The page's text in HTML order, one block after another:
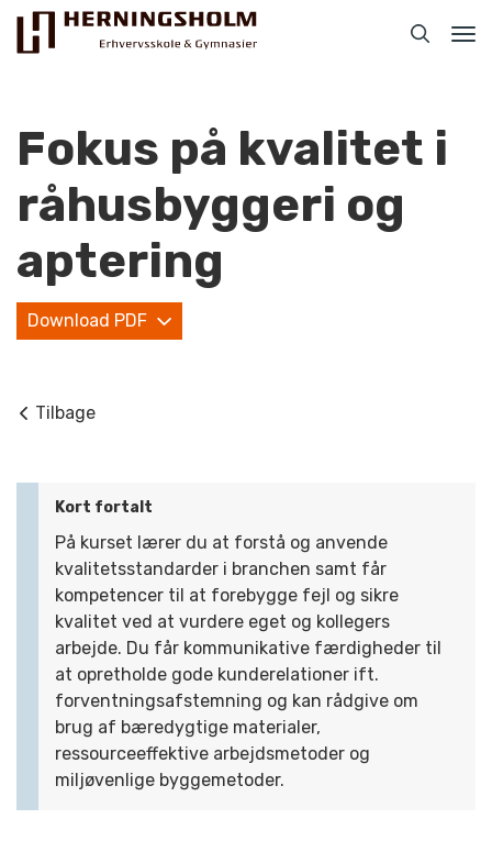
Praktisk
For ledige
For beskæftigede
Kontakt
Fokus på kvalitet i
råhusbyggeri og
aptering
Download PDF
Tilbage
Kort fortalt
På kurset lærer du at forstå og anvende
kvalitetsstandarder i branchen samt får
kompetencer til at forebygge fejl og sikre
kvalitet ved at vurdere eget og kollegers
arbejde. Du får kommunikative færdigheder til
at opretholde gode kunderelationer ift.
forventningsafstemning og kan rådgive om
brug af bæredygtige materialer,
ressourceeffektive arbejdsmetoder og
miljøvenlige byggemetoder.